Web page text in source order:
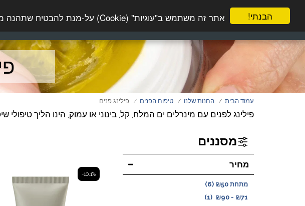
הבנתי! אתר זה משתמש ב"עוגיות" (Cookie) על-מנת להבטיח שתהנה מהחוויה הטובה ביותר באתר שלך.
עמוד הבית טיפוח הפנים טיפוח הגוף טיפוח
עמוד הבית החנות שלנו טיפוח הפנים פילינג פנים
פילינג לפנים עם מינרלים ים המלח, קל, בינוני או עמוק, הינו הליך
מסננים
מחיר
מתחת ₪50
(6)
₪71
-
₪90
(1)
-10.1%